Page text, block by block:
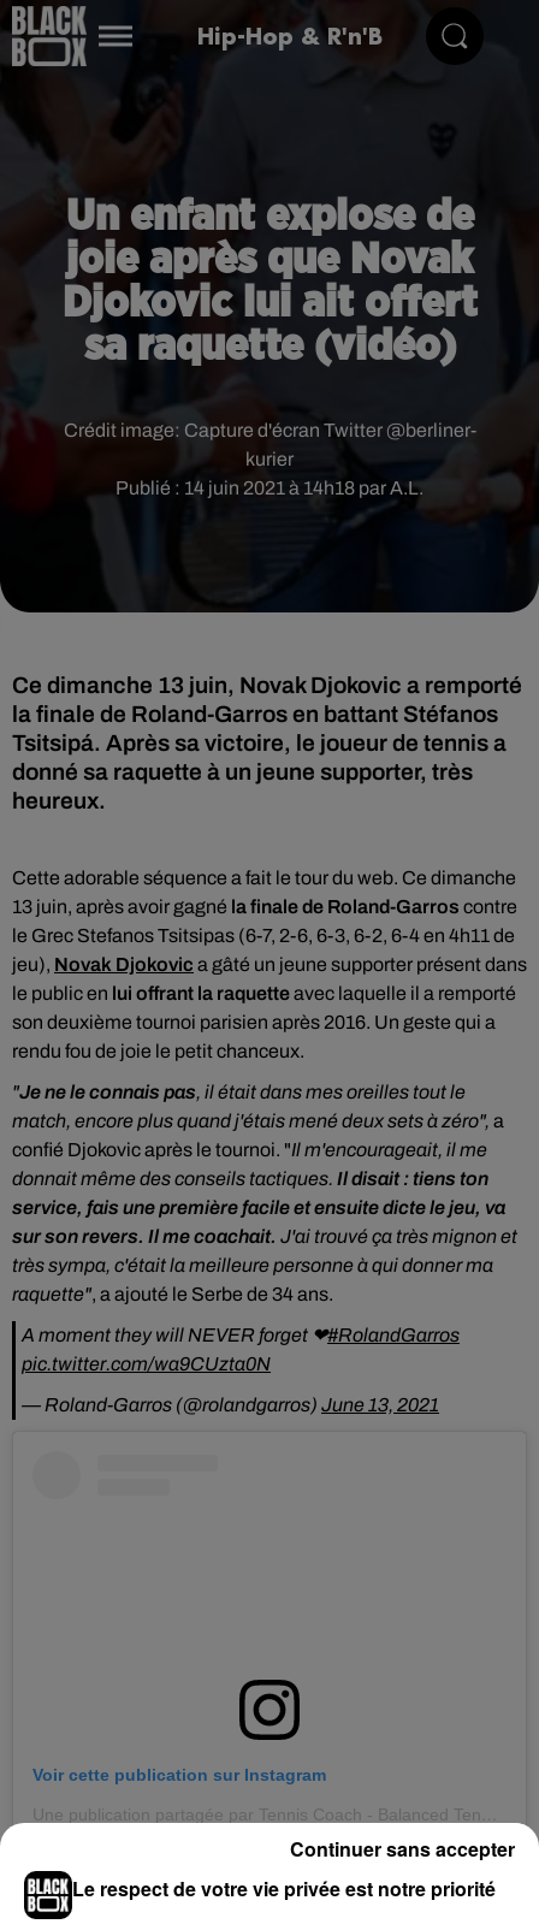
Hip-Hop & R'n'B
Un enfant explose de
joie après que Novak
Djokovic lui ait offert
sa raquette (vidéo)
Publié : 14 juin 2021 à 14h18 par A.L.
Crédit image: Capture d'écran Twitter @berliner-
kurier
Ce dimanche 13 juin, Novak Djokovic a remporté
la finale de Roland-Garros en battant Stéfanos
Tsitsipá. Après sa victoire, le joueur de tennis a
donné sa raquette à un jeune supporter, très
heureux.
Cette adorable séquence a fait le tour du web. Ce dimanche
13 juin, après avoir gagné la finale de Roland-Garros contre
le Grec Stefanos Tsitsipas (6-7, 2-6, 6-3, 6-2, 6-4 en 4h11 de
jeu), Novak Djokovic a gâté un jeune supporter présent dans
le public en lui offrant la raquetteavec laquelle il a remporté
son deuxième tournoi parisien après 2016. Un geste qui a
rendu fou de joie le petit chanceux.
"Je ne le connais pas, il était dans mes oreilles tout le
match, encore plus quand j'étais mené deux sets à zéro", a
confié Djokovic après le tournoi. "Il m'encourageait, il me
donnait même des conseils tactiques. Il disait : tiens ton
service, fais une première facile et ensuite dicte le jeu, va
sur son revers. Il me coachait. J'ai trouvé ça très mignon et
très sympa, c'était la meilleure personne à qui donner ma
raquette", a ajouté le Serbe de 34 ans.
A moment they will NEVER forget ❤#RolandGarros
pic.twitter.com/wa9CUzta0N
— Roland-Garros (@rolandgarros) June 13, 2021
Voir cette publication sur Instagram
Le respect de votre vie privée est notre priorité
Continuer sans accepter